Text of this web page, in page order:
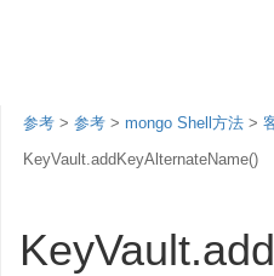
参考 > 参考 > mongo Shell方法 >
KeyVault.addKeyAlternateName()